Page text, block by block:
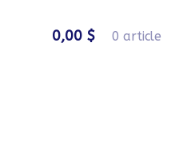
0,00 $ 0 article